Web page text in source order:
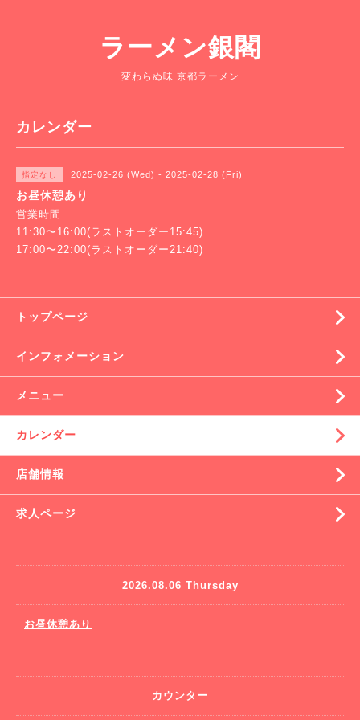
ラーメン銀閣
変わらぬ味 京都ラーメン
カレンダー
指定なし 2025-02-26 (Wed) - 2025-02-28 (Fri)
お昼休憩あり
営業時間
11:30〜16:00(ラストオーダー15:45)
17:00〜22:00(ラストオーダー21:40)
トップページ
インフォメーション
メニュー
カレンダー
店舗情報
求人ページ
2026.08.06 Thursday
お昼休憩あり
カウンター